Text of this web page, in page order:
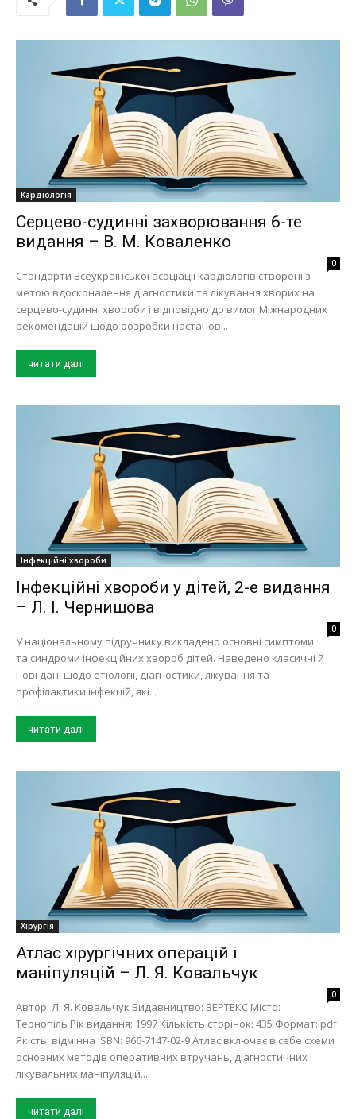
Кардіологія
Серцево-судинні захворювання 6-те
видання – В. М. Коваленко
0
Стандарти Всеукраїнської асоціації кардіологів створені з
метою вдосконалення діагностики та лікування хворих на
серцево-судинні хвороби і відповідно до вимог Міжнародних
рекомендацій щодо розробки настанов...
читати далі
Інфекційні хвороби
Інфекційні хвороби у дітей, 2-е видання
– Л. І. Чернишова
0
У національному підручнику викладено основні симптоми
та синдроми інфекційних хвороб дітей. Наведено класичні й
нові дані щодо етіології, діагностики, лікування та
профілактики інфекцій, які...
читати далі
Хірургія
Атлас хірургічних операцій і
маніпуляцій – Л. Я. Ковальчук
0
Автор: Л. Я. Ковальчук Видавництво: ВЕРТЕКС Місто:
Тернопіль Рік видання: 1997 Кількість сторінок: 435 Формат: pdf
Якість: відмінна ISBN: 966-7147-02-9 Атлас включає в себе схеми
основних методів оперативних втручань, діагностичних і
лікувальних маніпуляцій...
читати далі